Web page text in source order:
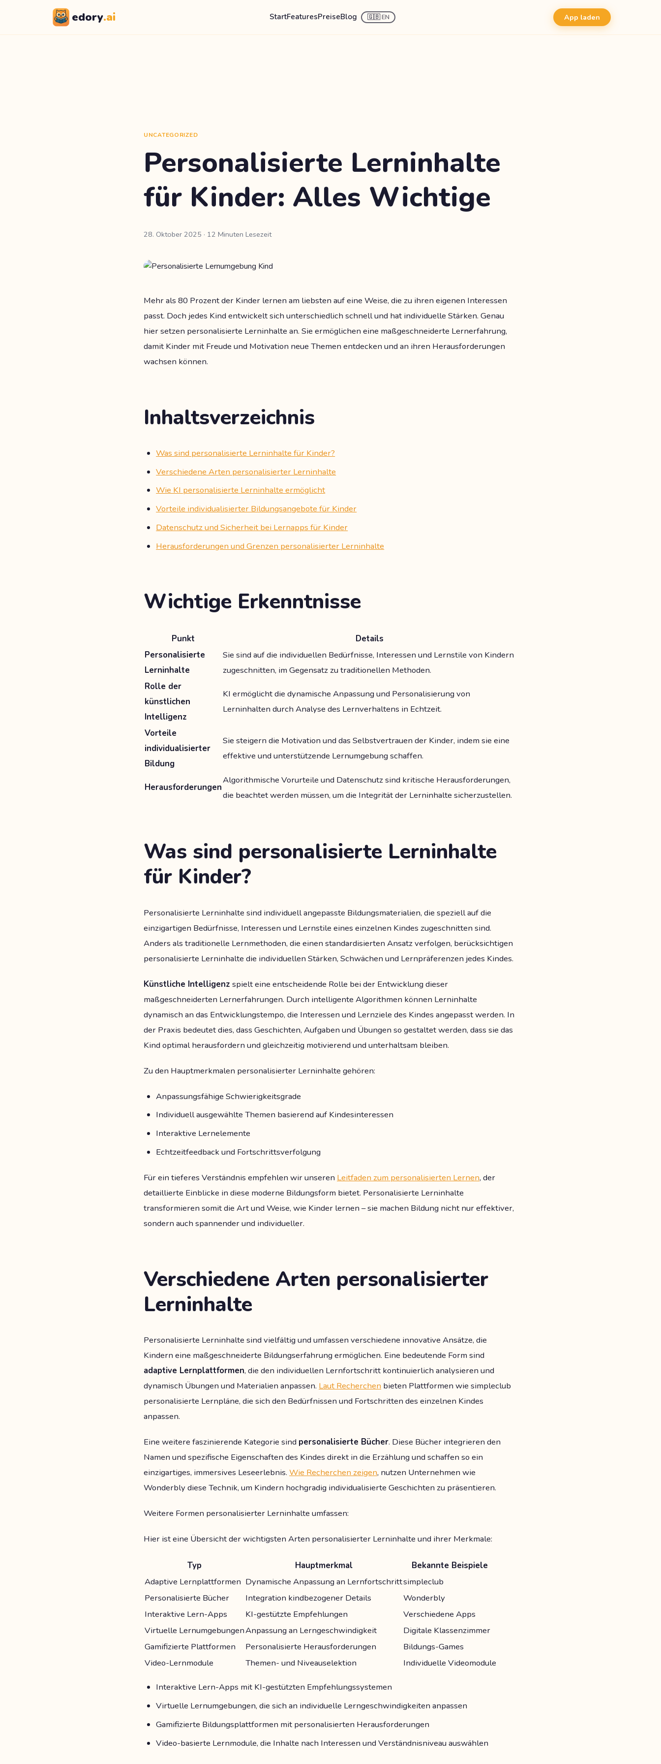
edory.ai StartFeaturesPreiseBlog 🇬🇧 EN App laden
UNCATEGORIZED
Personalisierte Lerninhalte
für Kinder: Alles Wichtige
28. Oktober 2025 · 12 Minuten Lesezeit
Mehr als 80 Prozent der Kinder lernen am liebsten auf eine Weise, die zu ihren eigenen Interessen
passt. Doch jedes Kind entwickelt sich unterschiedlich schnell und hat individuelle Stärken. Genau
hier setzen personalisierte Lerninhalte an. Sie ermöglichen eine maßgeschneiderte Lernerfahrung,
damit Kinder mit Freude und Motivation neue Themen entdecken und an ihren Herausforderungen
wachsen können.
Inhaltsverzeichnis
Was sind personalisierte Lerninhalte für Kinder?
Verschiedene Arten personalisierter Lerninhalte
Wie KI personalisierte Lerninhalte ermöglicht
Vorteile individualisierter Bildungsangebote für Kinder
Datenschutz und Sicherheit bei Lernapps für Kinder
Herausforderungen und Grenzen personalisierter Lerninhalte
Wichtige Erkenntnisse
Punkt
Details
Personalisierte
Lerninhalte
Sie sind auf die individuellen Bedürfnisse, Interessen und Lernstile von Kindern
zugeschnitten, im Gegensatz zu traditionellen Methoden.
Rolle der
künstlichen
Intelligenz
KI ermöglicht die dynamische Anpassung und Personalisierung von
Lerninhalten durch Analyse des Lernverhaltens in Echtzeit.
Vorteile
individualisierter
Bildung
Sie steigern die Motivation und das Selbstvertrauen der Kinder, indem sie eine
effektive und unterstützende Lernumgebung schaffen.
Herausforderungen
Algorithmische Vorurteile und Datenschutz sind kritische Herausforderungen,
die beachtet werden müssen, um die Integrität der Lerninhalte sicherzustellen.
Was sind personalisierte Lerninhalte
für Kinder?
Personalisierte Lerninhalte sind individuell angepasste Bildungsmaterialien, die speziell auf die
einzigartigen Bedürfnisse, Interessen und Lernstile eines einzelnen Kindes zugeschnitten sind.
Anders als traditionelle Lernmethoden, die einen standardisierten Ansatz verfolgen, berücksichtigen
personalisierte Lerninhalte die individuellen Stärken, Schwächen und Lernpräferenzen jedes Kindes.
Künstliche Intelligenz spielt eine entscheidende Rolle bei der Entwicklung dieser
maßgeschneiderten Lernerfahrungen. Durch intelligente Algorithmen können Lerninhalte
dynamisch an das Entwicklungstempo, die Interessen und Lernziele des Kindes angepasst werden. In
der Praxis bedeutet dies, dass Geschichten, Aufgaben und Übungen so gestaltet werden, dass sie das
Kind optimal herausfordern und gleichzeitig motivierend und unterhaltsam bleiben.
Zu den Hauptmerkmalen personalisierter Lerninhalte gehören:
Anpassungsfähige Schwierigkeitsgrade
Individuell ausgewählte Themen basierend auf Kindesinteressen
Interaktive Lernelemente
Echtzeitfeedback und Fortschrittsverfolgung
Für ein tieferes Verständnis empfehlen wir unseren Leitfaden zum personalisierten Lernen, der
detaillierte Einblicke in diese moderne Bildungsform bietet. Personalisierte Lerninhalte
transformieren somit die Art und Weise, wie Kinder lernen – sie machen Bildung nicht nur effektiver,
sondern auch spannender und individueller.
Verschiedene Arten personalisierter
Lerninhalte
Personalisierte Lerninhalte sind vielfältig und umfassen verschiedene innovative Ansätze, die
Kindern eine maßgeschneiderte Bildungserfahrung ermöglichen. Eine bedeutende Form sind
adaptive Lernplattformen, die den individuellen Lernfortschritt kontinuierlich analysieren und
dynamisch Übungen und Materialien anpassen. Laut Recherchen bieten Plattformen wie simpleclub
personalisierte Lernpläne, die sich den Bedürfnissen und Fortschritten des einzelnen Kindes
anpassen.
Eine weitere faszinierende Kategorie sind personalisierte Bücher. Diese Bücher integrieren den
Namen und spezifische Eigenschaften des Kindes direkt in die Erzählung und schaffen so ein
einzigartiges, immersives Leseerlebnis. Wie Recherchen zeigen, nutzen Unternehmen wie
Wonderbly diese Technik, um Kindern hochgradig individualisierte Geschichten zu präsentieren.
Weitere Formen personalisierter Lerninhalte umfassen:
Hier ist eine Übersicht der wichtigsten Arten personalisierter Lerninhalte und ihrer Merkmale:
Typ Hauptmerkmal
Bekannte Beispiele
Adaptive Lernplattformen Dynamische Anpassung an Lernfortschrittsimpleclub
Personalisierte Bücher
Integration kindbezogener Details
Wonderbly
Interaktive Lern-Apps
KI-gestützte Empfehlungen
Verschiedene Apps
Virtuelle LernumgebungenAnpassung an Lerngeschwindigkeit
Digitale Klassenzimmer
Gamifizierte Plattformen
Personalisierte Herausforderungen
Bildungs-Games
Video-Lernmodule
Themen- und Niveauselektion Individuelle Videomodule
Interaktive Lern-Apps mit KI-gestützten Empfehlungssystemen
Virtuelle Lernumgebungen, die sich an individuelle Lerngeschwindigkeiten anpassen
Gamifizierte Bildungsplattformen mit personalisierten Herausforderungen
Video-basierte Lernmodule, die Inhalte nach Interessen und Verständnisniveau auswählen